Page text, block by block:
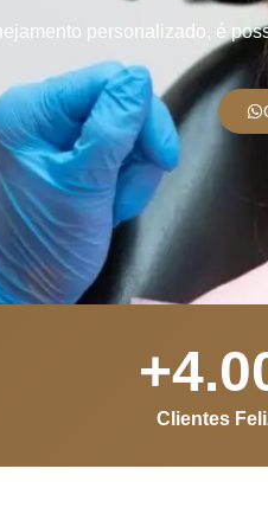
personalizado, é
Clientes
+